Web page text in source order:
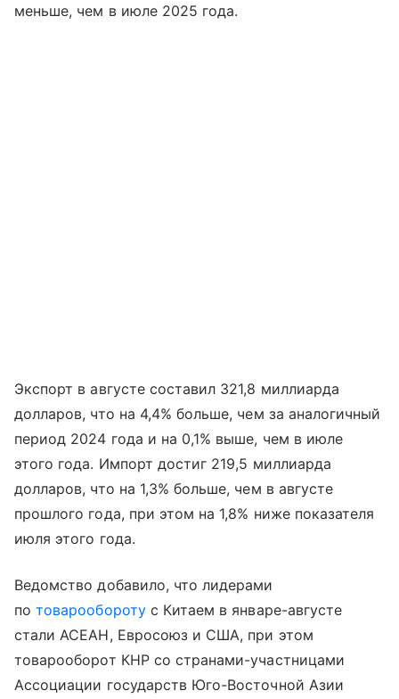
меньше, чем в июле 2025 года.
Экспорт в августе составил 321,8 миллиарда
долларов, что на 4,4% больше, чем за аналогичный
период 2024 года и на 0,1% выше, чем в июле
этого года. Импорт достиг 219,5 миллиарда
долларов, что на 1,3% больше, чем в августе
прошлого года, при этом на 1,8% ниже показателя
июля этого года.
Ведомство добавило, что лидерами
потоварооборотус Китаем в январе-августе
стали АСЕАН, Евросоюз и США, при этом
товарооборот КНР со странами-участницами
Ассоциации государств Юго-Восточной Азии